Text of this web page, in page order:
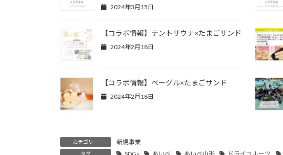
2024年3月15日
【コラボ情報】テントサウナ×たまごサンド
2024年2月18日
【コラボ情報】ベーグル×たまごサンド
2024年2月18日
カテゴリー 新規事業
タグ